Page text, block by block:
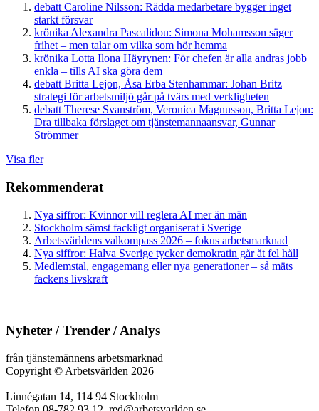
debatt Caroline Nilsson: Rädda medarbetare bygger inget
starkt försvar
krönika Alexandra Pascalidou: Simona Mohamsson säger
frihet – men talar om vilka som hör hemma
krönika Lotta Ilona Häyrynen: För chefen är alla andras jobb
enkla – tills AI ska göra dem
debatt Britta Lejon, Åsa Erba Stenhammar: Johan Britz
strategi för arbetsmiljö går på tvärs med verkligheten
debatt Therese Svanström, Veronica Magnusson, Britta Lejon:
Dra tillbaka förslaget om tjänstemannaansvar, Gunnar
Strömmer
Visa fler
Rekommenderat
Nya siffror: Kvinnor vill reglera AI mer än män
Stockholm sämst fackligt organiserat i Sverige
Arbetsvärldens valkompass 2026 – fokus arbetsmarknad
Nya siffror: Halva Sverige tycker demokratin går åt fel håll
Medlemstal, engagemang eller nya generationer – så mäts
fackens livskraft
Nyheter / Trender / Analys
från tjänstemännens arbetsmarknad
Copyright © Arbetsvärlden 2026
Linnégatan 14, 114 94 Stockholm